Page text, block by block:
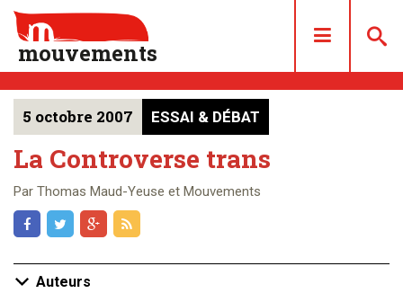
mouvements
DOSSIERS
ARTICLES
QUI SOMMES NOUS ?
ACHAT/ABONNEMENT
5 octobre 2007 ESSAI & DÉBAT
La Controverse trans
Par Thomas Maud-Yeuse et Mouvements
Auteurs